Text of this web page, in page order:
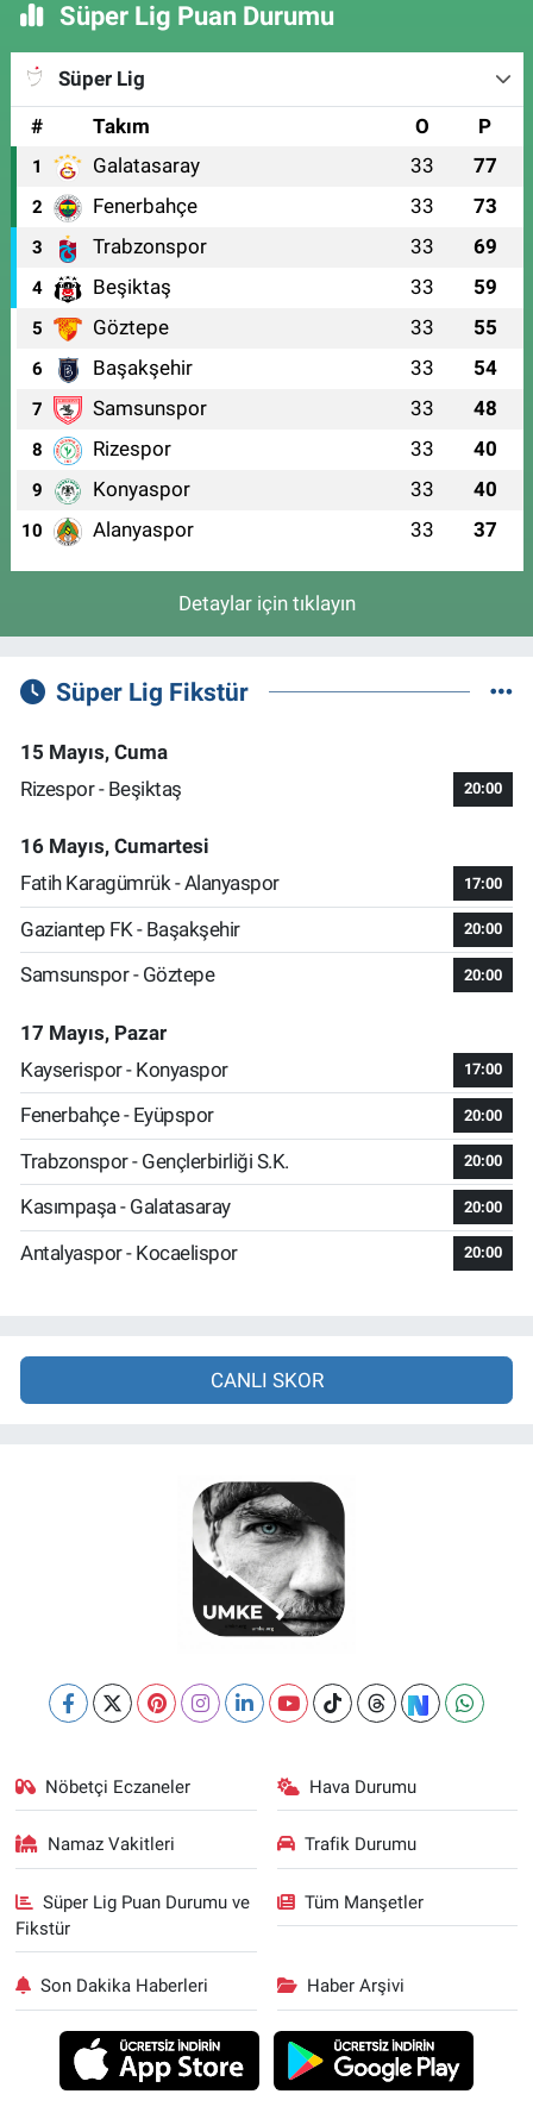
Süper Lig Puan Durumu
Süper Lig
#
Takım O P
1 Galatasaray 33 77
2 Fenerbahçe 33 73
3 Trabzonspor 33 69
4 Beşiktaş 33 59
5 Göztepe 33 55
6 Başakşehir 33 54
7 Samsunspor 33 48
8 Rizespor 33 40
9 Konyaspor 33 40
10 Alanyaspor 33 37
Detaylar için tıklayın
Süper Lig Fikstür
15 Mayıs, Cuma
Rizespor - Beşiktaş
20:00
16 Mayıs, Cumartesi
Fatih Karagümrük - Alanyaspor
17:00
Gaziantep FK - Başakşehir 20:00
Samsunspor - Göztepe 20:00
17 Mayıs, Pazar
Kayserispor - Konyaspor
17:00
Fenerbahçe - Eyüpspor 20:00
Trabzonspor - Gençlerbirliği S.K. 20:00
Kasımpaşa - Galatasaray 20:00
Antalyaspor - Kocaelispor 20:00
CANLI SKOR
Nöbetçi Eczaneler Hava Durumu
Namaz Vakitleri Trafik Durumu
Süper Lig Puan Durumu ve
Fikstür
Tüm Manşetler
Son Dakika Haberleri Haber Arşivi